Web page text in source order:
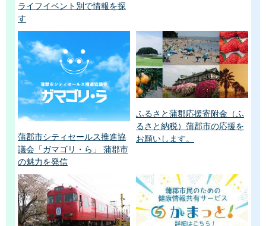
ライフイベント別で情報を探
す
蒲郡市シティセールス推進協
議会「ガマゴリ・ら」 蒲郡市
の魅力を発信
ふるさと蒲郡応援寄附金（ふ
るさと納税）蒲郡市の応援を
お願いします。